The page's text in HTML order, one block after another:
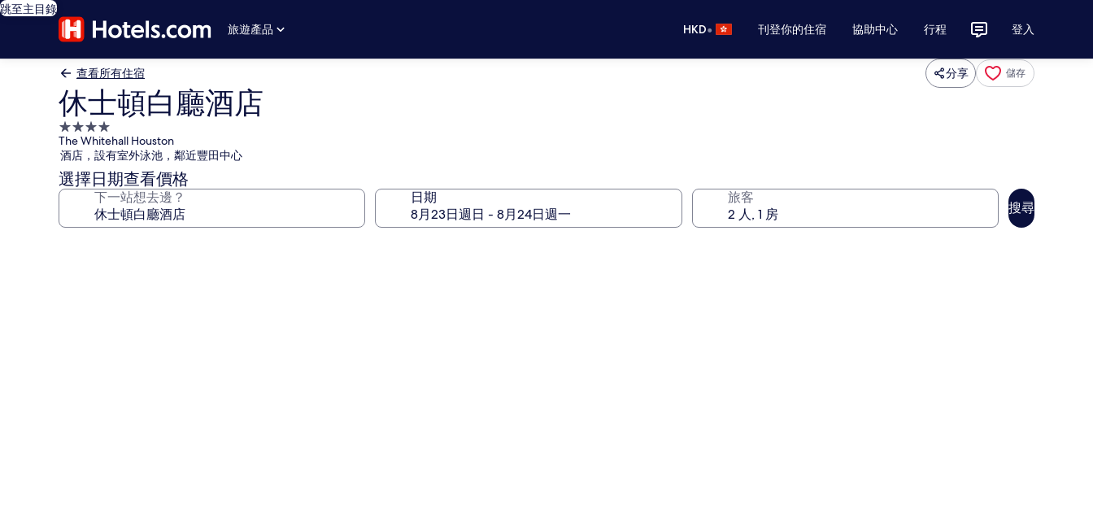
跳至主目錄
旅遊產品
HKD• 刊登你的住宿 協助中心 行程 登入
查看所有住宿 分享 儲存
休士頓白廳酒店
4.0
星
級
住
宿
The Whitehall Houston
酒店，設有室外泳池，鄰近豐田中心
選擇日期查看價格
下一站想去邊？ 日期 旅客
搜尋